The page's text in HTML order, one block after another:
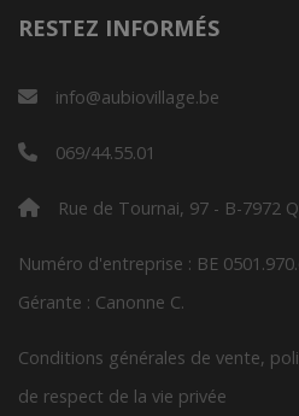
RESTEZ INFORMÉS
info@aubiovillage.be
069/44.55.01
Rue de Tournai, 97 - B-7972
Numéro d'entreprise : BE
Gérante : Canonne C.
Conditions générales de vente,
de respect de la vie privée